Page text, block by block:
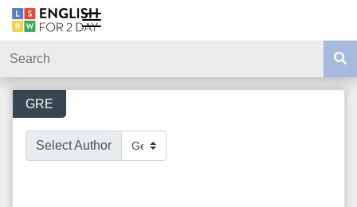
GRE
Select Author